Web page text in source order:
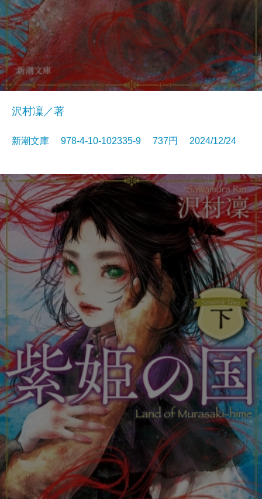
沢村凜／著
新潮文庫 978-4-10-102335-9 737円 2024/12/24